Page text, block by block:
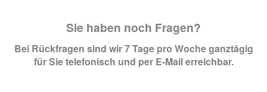
Sie haben noch Fragen?
Bei Rückfragen sind wir 7 Tage pro Woche ganztägig
für Sie telefonisch und per E-Mail erreichbar.